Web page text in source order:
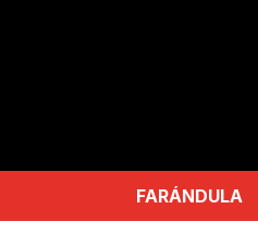
FARÁNDULA